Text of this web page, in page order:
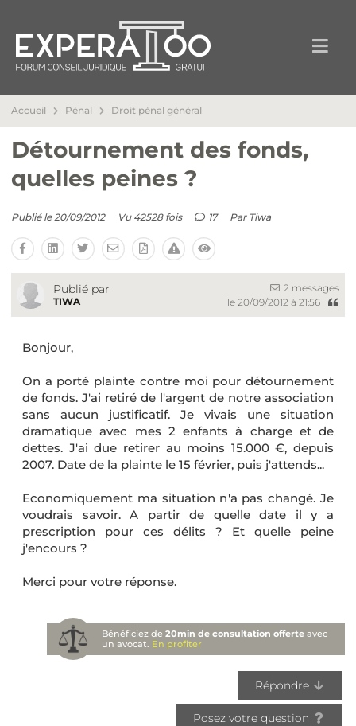
Accueil Pénal Droit pénal général
Détournement des fonds,
quelles peines ?
Publié le 20/09/2012 Vu 42528 fois 17 Par Tiwa
Publié par
TIWA
2 messages
le 20/09/2012 à 21:56
Bonjour,
On a porté plainte contre moi pour détournement
de fonds. J'ai retiré de l'argent de notre association
sans aucun justificatif. Je vivais une situation
dramatique avec mes 2 enfants à charge et de
dettes. J'ai due retirer au moins 15.000 €, depuis
2007. Date de la plainte le 15 février, puis j'attends...
Economiquement ma situation n'a pas changé. Je
voudrais savoir. A partir de quelle date il y a
prescription pour ces délits ? Et quelle peine
j'encours ?
Merci pour votre réponse.
Bénéficiez de20min de consultation offerte avec
un avocat. En profiter
Répondre
Posez votre question